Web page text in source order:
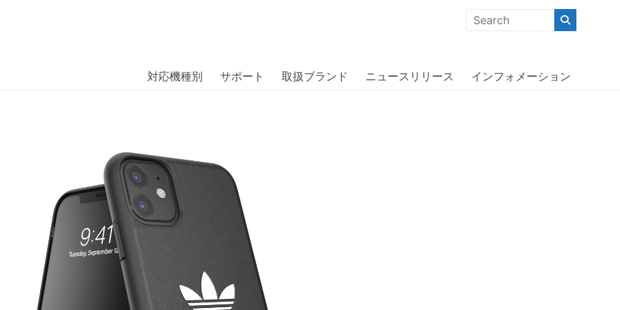
には、日本では珍しい「海外ブランド」をはじめ「ユニークな商品」「機能的な商品」「コストパフォーマンスの高い商
対応機種別 サポート 取扱ブランド ニュースリリース インフォメーション